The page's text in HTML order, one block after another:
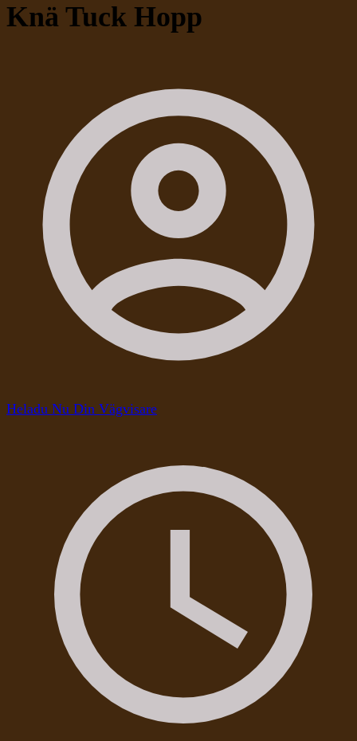
Knä Tuck Hopp
Heladu Nu Din Vägvisare